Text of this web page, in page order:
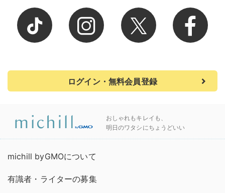
ログイン・無料会員登録
おしゃれもキレイも、
明日のワタシにちょうどいい
michill byGMOについて
有識者・ライターの募集